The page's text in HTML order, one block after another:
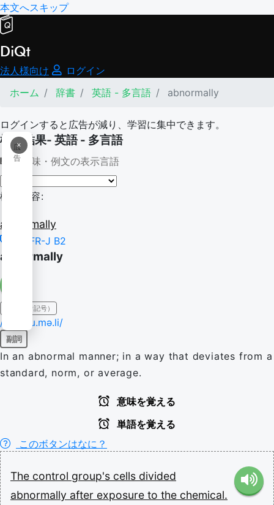
本文へスキップ
DiQt
法人様向け
ログイン
ホーム
辞書 英語 - 多言語 abnormally
ログインすると広告が減り、学習に集中できます。
×
広
告
検索結果- 英語 - 多言語
意味・例文の表示言語
検索内容:
abnormally
CEFR-J B2
abnormally
IPA（発音記号）
/æbˈnɔɹ.mə.li/
副詞
In an abnormal manner; in a way that deviates from a
standard, norm, or average.
意味を覚える
単語を覚える
このボタンはなに？
The control group's cells divided
abnormally after exposure to the chemical.